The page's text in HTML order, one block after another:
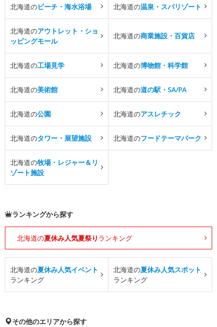
北海道のビーチ・海水浴場 北海道の温泉・スパリゾート
北海道のアウトレット・ショ
ッピングモール
北海道の商業施設・百貨店
北海道の工場見学 北海道の博物館・科学館
北海道の美術館 北海道の道の駅・SA/PA
北海道の公園 北海道のアスレチック
北海道のタワー・展望施設 北海道のフードテーマパーク
北海道の牧場・レジャー＆リ
ゾート施設
ランキングから探す
北海道の夏休み人気夏祭り ランキング
北海道の夏休み人気イベント
ランキング
北海道の夏休み人気スポット
ランキング
その他のエリアから探す